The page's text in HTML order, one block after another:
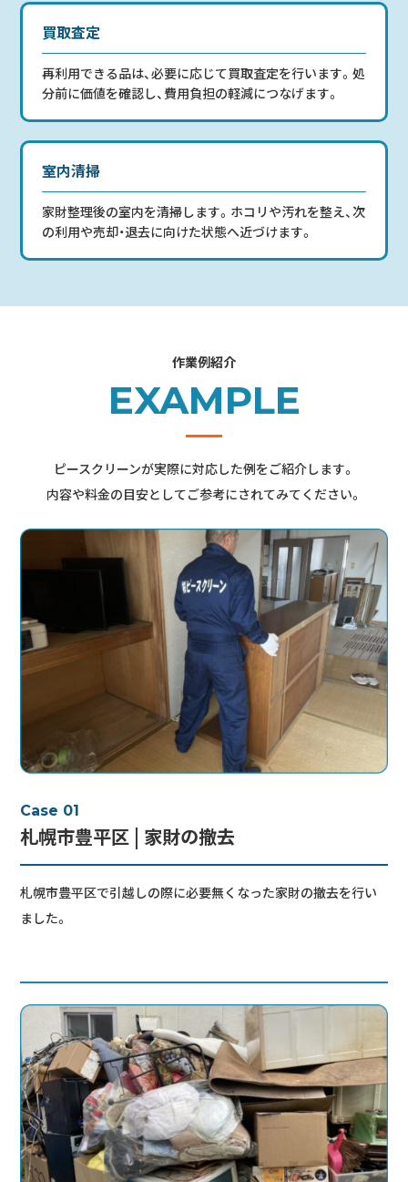
買取査定
再利用できる品は、必要に応じて買取査定を行います。処
分前に価値を確認し、費用負担の軽減につなげます。
室内清掃
家財整理後の室内を清掃します。ホコリや汚れを整え、次
の利用や売却・退去に向けた状態へ近づけます。
作業例紹介
EXAMPLE
ピースクリーンが実際に対応した例をご紹介します。
内容や料金の目安としてご参考にされてみてください。
Case 01
札幌市豊平区 | 家財の撤去
札幌市豊平区で引越しの際に必要無くなった家財の撤去を行い
ました。